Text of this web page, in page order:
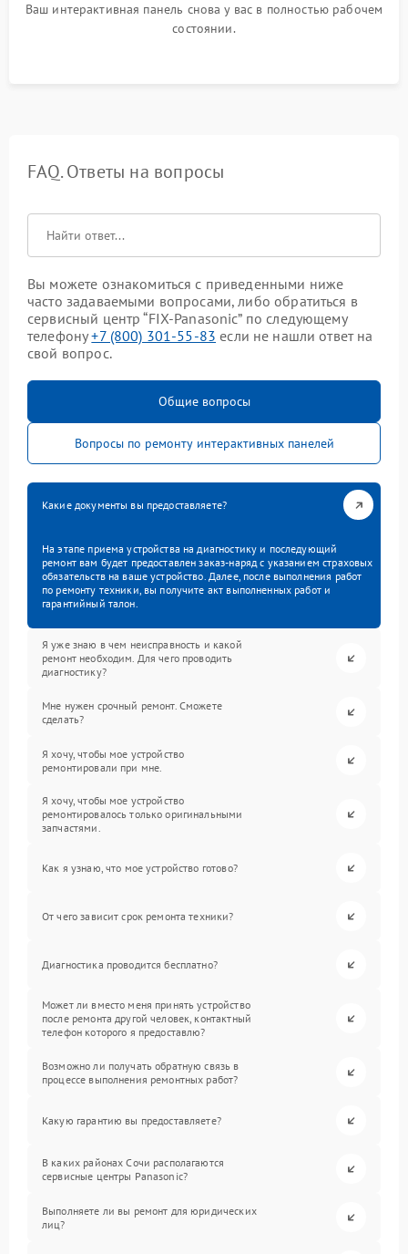
Ваш интерактивная панель снова у вас в полностью рабочем
состоянии.
FAQ. Ответы на вопросы
Вы можете ознакомиться с приведенными ниже
часто задаваемыми вопросами, либо обратиться в
сервисный центр “FIX-Panasonic” по следующему
телефону+7 (800) 301-55-83 если не нашли ответ на
свой вопрос.
Общие вопросы
Вопросы по ремонту интерактивных панелей
Какие документы вы предоставляете?
На этапе приема устройства на диагностику и последующий
ремонт вам будет предоставлен заказ-наряд с указанием страховых
обязательств на ваше устройство. Далее, после выполнения работ
по ремонту техники, вы получите акт выполненных работ и
гарантийный талон.
Я уже знаю в чем неисправность и какой
ремонт необходим. Для чего проводить
диагностику?
Мне нужен срочный ремонт. Сможете
сделать?
Я хочу, чтобы мое устройство
ремонтировали при мне.
Я хочу, чтобы мое устройство
ремонтировалось только оригинальными
запчастями.
Как я узнаю, что мое устройство готово?
От чего зависит срок ремонта техники?
Диагностика проводится бесплатно?
Может ли вместо меня принять устройство
после ремонта другой человек, контактный
телефон которого я предоставлю?
Возможно ли получать обратную связь в
процессе выполнения ремонтных работ?
Какую гарантию вы предоставляете?
В каких районах Сочи располагаются
сервисные центры Panasonic?
Выполняете ли вы ремонт для юридических
лиц?